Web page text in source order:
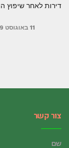
דירות לאחר שיפוץ
11 באוגוסט 2019
צור קשר
שם